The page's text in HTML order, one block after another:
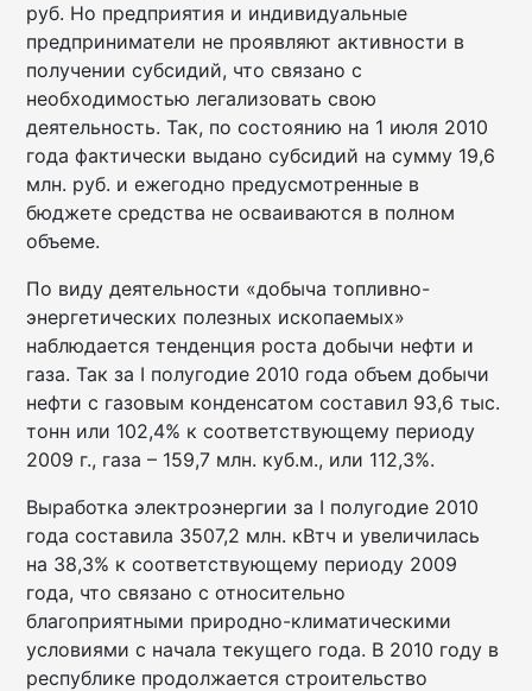
руб. Но предприятия и индивидуальные
предприниматели не проявляют активности в
получении субсидий, что связано с
необходимостью легализовать свою
деятельность. Так, по состоянию на 1 июля 2010
года фактически выдано субсидий на сумму 19,6
млн. руб. и ежегодно предусмотренные в
бюджете средства не осваиваются в полном
объеме.
По виду деятельности «добыча топливно-
энергетических полезных ископаемых»
наблюдается тенденция роста добычи нефти и
газа. Так за I полугодие 2010 года объем добычи
нефти с газовым конденсатом составил 93,6 тыс.
тонн или 102,4% к соответствующему периоду
2009 г., газа – 159,7 млн. куб.м., или 112,3%.
Выработка электроэнергии за I полугодие 2010
года составила 3507,2 млн. кВтч и увеличилась
на 38,3% к соответствующему периоду 2009
года, что связано с относительно
благоприятными природно-климатическими
условиями с начала текущего года. В 2010 году в
республике продолжается строительство